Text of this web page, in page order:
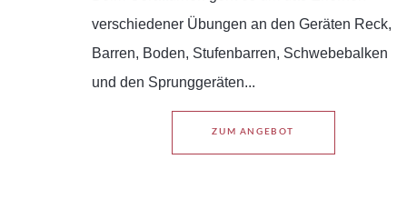
verschiedener Übungen an den Geräten Reck,
Barren, Boden, Stufenbarren, Schwebebalken
und den Sprunggeräten...
ZUM ANGEBOT